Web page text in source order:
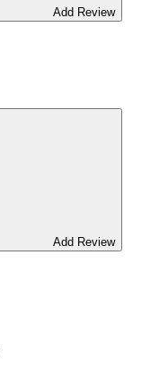
Add Review
Add Review